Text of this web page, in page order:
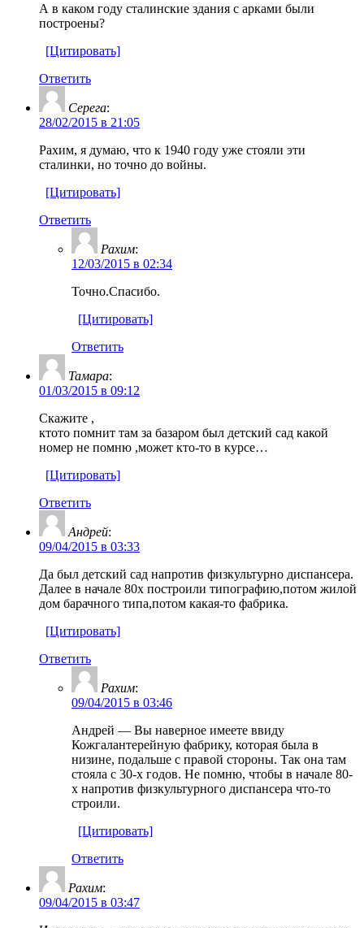
А в каком году сталинские здания с арками были
построены?
[Цитировать]
Ответить
Серега:
28/02/2015 в 21:05
Рахим, я думаю, что к 1940 году уже стояли эти
сталинки, но точно до войны.
[Цитировать]
Ответить
Рахим:
12/03/2015 в 02:34
Точно.Спасибо.
[Цитировать]
Ответить
Тамара:
01/03/2015 в 09:12
Скажите ,
ктото помнит там за базаром был детский сад какой
номер не помню ,может кто-то в курсе…
[Цитировать]
Ответить
Андрей:
09/04/2015 в 03:33
Да был детский сад напротив физкультурно диспансера.
Далее в начале 80х построили типографию,потом жилой
дом барачного типа,потом какая-то фабрика.
[Цитировать]
Ответить
Рахим:
09/04/2015 в 03:46
Андрей — Вы наверное имеете ввиду
Кожгалантерейную фабрику, которая была в
низине, подальше с правой стороны. Так она там
стояла с 30-х годов. Не помню, чтобы в начале 80-
х напротив физкультурного диспансера что-то
строили.
[Цитировать]
Ответить
Рахим:
09/04/2015 в 03:47